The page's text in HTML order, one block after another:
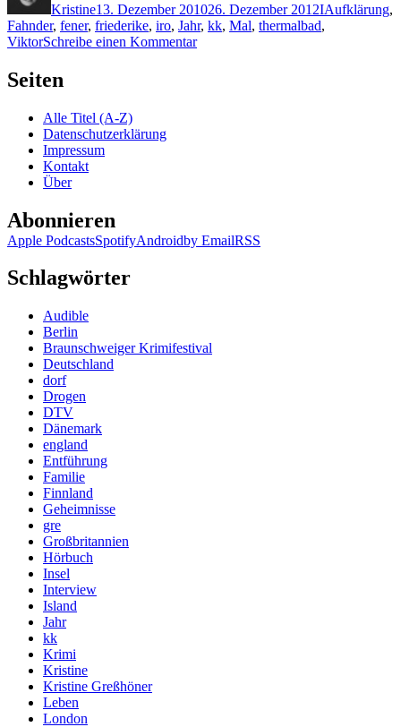
Kristine13. Dezember 201026. Dezember 2012IAufklärung,
Fahnder, fener, friederike, iro, Jahr, kk, Mal, thermalbad,
ViktorSchreibe einen Kommentarzu
Seiten
Alle Titel (A-Z)
Datenschutzerklärung
Impressum
Kontakt
Über
Abonnieren
Apple PodcastsSpotifyAndroidby EmailRSS
Schlagwörter
Audible
Berlin
Braunschweiger Krimifestival
Deutschland
dorf
Drogen
DTV
Dänemark
england
Entführung
Familie
Finnland
Geheimnisse
gre
Großbritannien
Hörbuch
Insel
Interview
Island
Jahr
kk
Krimi
Kristine
Kristine Greßhöner
Leben
London